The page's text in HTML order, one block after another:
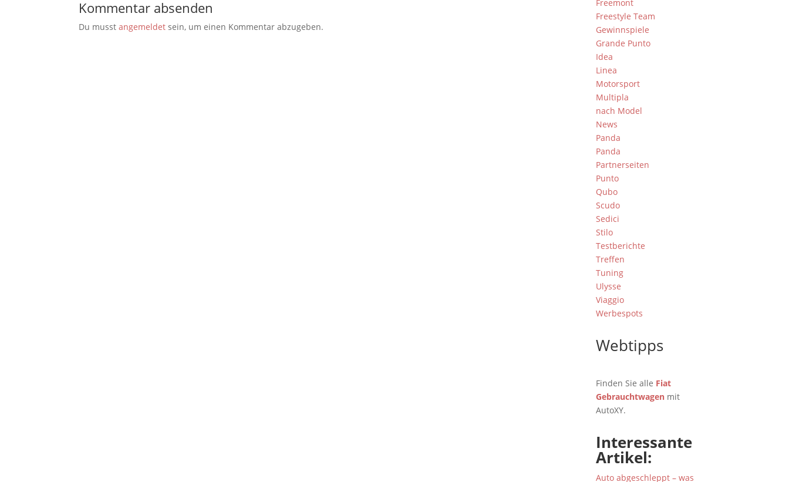
Kommentar absenden
Du musstangemeldet sein, um einen Kommentar abzugeben.
Freemont
Freestyle Team
Gewinnspiele
Grande Punto
Idea
Linea
Motorsport
Multipla
nach Model
News
Panda
Panda
Partnerseiten
Punto
Qubo
Scudo
Sedici
Stilo
Testberichte
Treffen
Tuning
Ulysse
Viaggio
Werbespots
Webtipps
Finden Sie alle Fiat
Gebrauchtwagen mit
AutoXY.
Interessante
Artikel:
Auto abgeschleppt – was